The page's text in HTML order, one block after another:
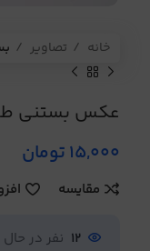
خانه تصاویر
عکس بستنی طرح
15,000تومان
مقایسه
12 نفر در